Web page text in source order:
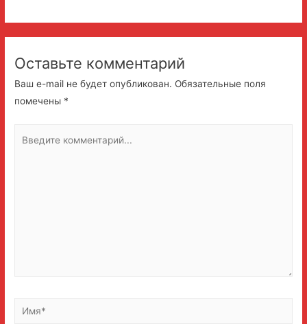
Оставьте комментарий
Ваш e-mail не будет опубликован. Обязательные поля
помечены *
Имя*